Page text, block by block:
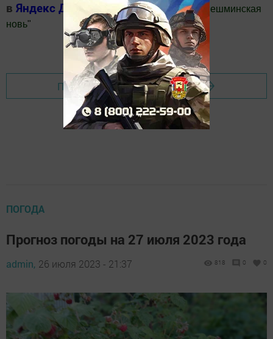
в Яндекс Дзен Телеграм канале"Шешминская
новь"
Добавить Шешминскую новь в Яндекс.Новости
Перейти на страницу новости
ПОГОДА
Прогноз погоды на 27 июля 2023 года
admin, 26 июля 2023 - 21:37 818 0 0